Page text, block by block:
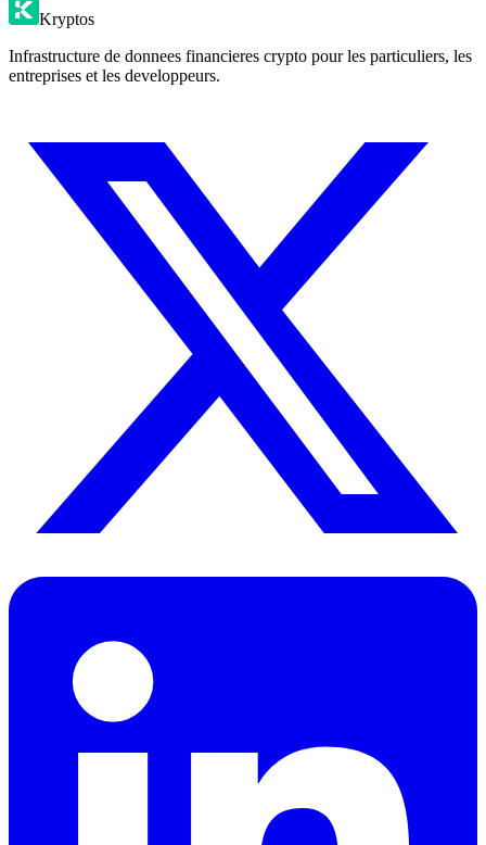
Kryptos
Infrastructure de donnees financieres crypto pour les particuliers, les
entreprises et les developpeurs.